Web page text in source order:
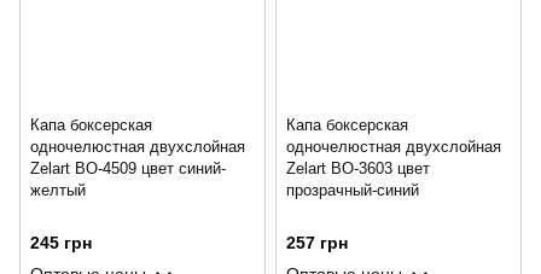
Капа боксерская
одночелюстная двухслойная
Zelart BO-4509 цвет синий-
желтый
245 грн
Капа боксерская
одночелюстная двухслойная
Zelart BO-3603 цвет
прозрачный-синий
257 грн